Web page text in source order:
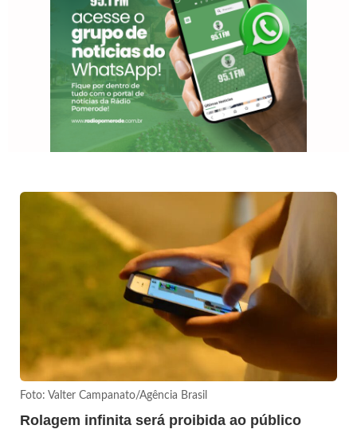
Foto: Valter Campanato/Agência Brasil
Rolagem infinita será proibida ao público